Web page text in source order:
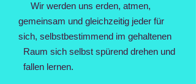
Wir werden uns erden, atmen,
gemeinsam und gleichzeitig jeder für
sich, selbstbestimmend im gehaltenen
Raum sich selbst spürend drehen und
fallen lernen.